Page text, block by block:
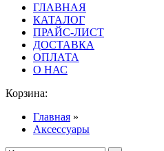
ГЛАВНАЯ
КАТАЛОГ
ПРАЙС-ЛИСТ
ДОСТАВКА
ОПЛАТА
О НАС
Корзина:
Главная »
Аксессуары